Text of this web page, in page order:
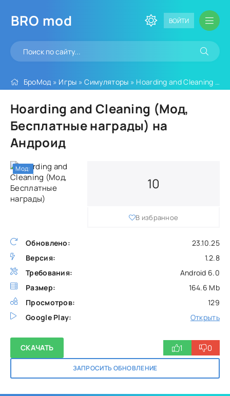
BRO mod ВОЙТИ
БроМод » Игры »Симуляторы » Hoarding and Cleaning (Мод, Бесплатные награды)
Hoarding and Cleaning (Мод,
Бесплатные награды) на
Андроид
Обновлено:
23.10.25
Версия:
1.2.8
Требования:
Android 6.0
Размер:
164.6 Mb
Просмотров:
129
Google Play:
Открыть
10
В избранное
СКАЧАТЬ
ЗАПРОСИТЬ ОБНОВЛЕНИЕ
1 0
Мод: